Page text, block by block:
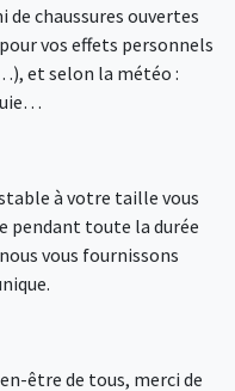
chaussures ouvertes
vos effets personnels
et selon la météo :
à votre taille vous
pendant toute la durée
vous fournissons
être de tous, merci de